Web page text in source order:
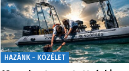
HAZÁNK - KÖZÉLET